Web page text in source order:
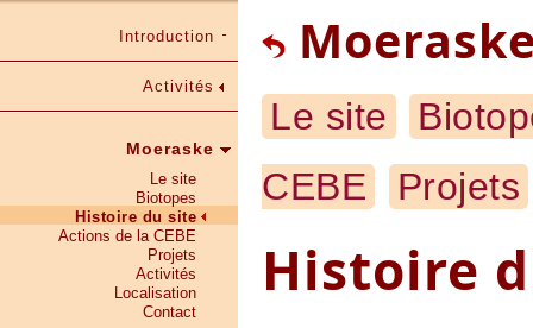
Introduction
Activités
Moeraske
Le site
Biotopes
Histoire du site
Actions de la CEBE
Projets
Activités
Localisation
Contact
Le site
CEBE
Projets
Histoire